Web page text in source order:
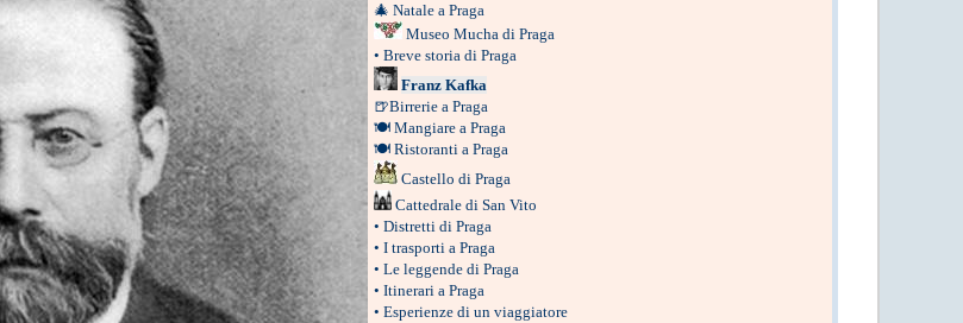
🎄 Natale a Praga
Museo Mucha di Praga
• Breve storia di Praga
Franz Kafka
🍺Birrerie a Praga
🍽 Mangiare a Praga
🍽 Ristoranti a Praga
Castello di Praga
Cattedrale di San Vito
• Distretti di Praga
• I trasporti a Praga
• Le leggende di Praga
• Itinerari a Praga
• Esperienze di un viaggiatore